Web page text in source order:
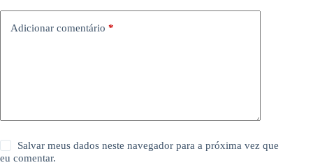
Adicionar comentário *
Salvar meus dados neste navegador para a próxima vez que
eu comentar.